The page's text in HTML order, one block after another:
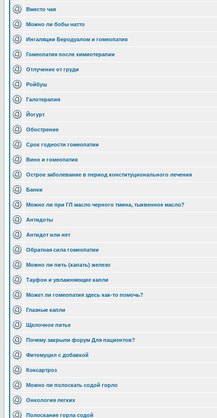
Вместо чая
Можно ли бобы натто
Ингаляции Беродуалом и гомеопатия
Гомеопатия после химиотерапии
Отлучение от груди
Ройбуш
Галотерапия
Йогурт
Обострение
Срок годности гомеопатии
Вино и гомеопатия
Острое заболевание в период конституционального лечения
Банки
Можно ли при ГЛ масло черного тмина, тыквенное масло?
Антидоты
Антидот или нет
Обратная сила гомеопатии
Можно ли пить (капать) железо
Тауфон и увлажняющие капли
Может ли гомеопатия здесь как-то помочь?
Глазные капли
Щелочное питье
Почему закрыли форум Для пациентов?
Фитомуцил с добавкой
Коксартроз
Можно ли полоскать содой горло
Онкология легких
Полоскание горла содой